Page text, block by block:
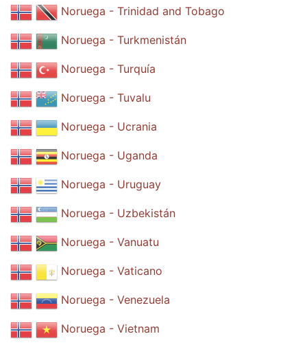
Noruega - Trinidad and Tobago
Noruega - Turkmenistán
Noruega - Turquía
Noruega - Tuvalu
Noruega - Ucrania
Noruega - Uganda
Noruega - Uruguay
Noruega - Uzbekistán
Noruega - Vanuatu
Noruega - Vaticano
Noruega - Venezuela
Noruega - Vietnam